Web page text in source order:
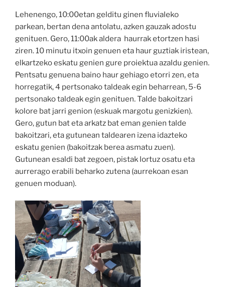
Lehenengo, 10:00etan gelditu ginen fluvialeko
parkean, bertan dena antolatu, azken gauzak adostu
genituen. Gero, 11:00ak aldera haurrak etortzen hasi
ziren. 10 minutu itxoin genuen eta haur guztiak iristean,
elkartzeko eskatu genien gure proiektua azaldu genien.
Pentsatu genuena baino haur gehiago etorri zen, eta
horregatik, 4 pertsonako taldeak egin beharrean, 5-6
pertsonako taldeak egin genituen. Talde bakoitzari
kolore bat jarri genion (eskuak margotu genizkien).
Gero, gutun bat eta arkatz bat eman genien talde
bakoitzari, eta gutunean taldearen izena idazteko
eskatu genien (bakoitzak berea asmatu zuen).
Gutunean esaldi bat zegoen, pistak lortuz osatu eta
aurrerago erabili beharko zutena (aurrekoan esan
genuen moduan).